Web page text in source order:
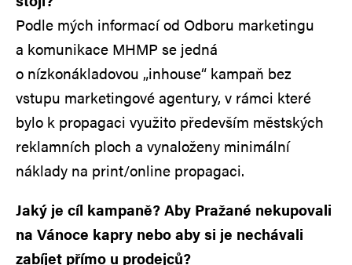
Podle mých informací od Odboru marketingu
a komunikace MHMP se jedná
o nízkonákladovou „inhouse“ kampaň bez
vstupu marketingové agentury, v rámci které
bylo k propagaci využito především městských
reklamních ploch a vynaloženy minimální
náklady na print/online propagaci.
Jaký je cíl kampaně? Aby Pražané nekupovali
na Vánoce kapry nebo aby si je nechávali
zabíjet přímo u prodejců?